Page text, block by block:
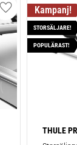
Lägg till i favoriter
THULE
STORSÄLJARE!
POPULÄRAST!